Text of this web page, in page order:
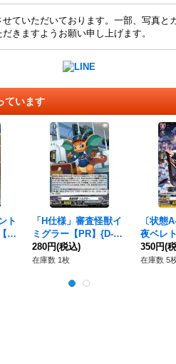
ていただいております。一部、写真と
きますようお願い申し上げます。
ています
ト
S
リ
「H仕様」審査怪獣イ
ミグラー【PR】{D-P
R/766}《ブラントゲー
ト》
280円(税込)
在庫数 1枚
〔状態
夜ベレ
-BT13/
モナス
350円(
在庫数 5